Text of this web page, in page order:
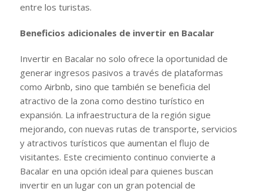
entre los turistas.
Beneficios adicionales de invertir en Bacalar
Invertir en Bacalar no solo ofrece la oportunidad de
generar ingresos pasivos a través de plataformas
como Airbnb, sino que también se beneficia del
atractivo de la zona como destino turístico en
expansión. La infraestructura de la región sigue
mejorando, con nuevas rutas de transporte, servicios
y atractivos turísticos que aumentan el flujo de
visitantes. Este crecimiento continuo convierte a
Bacalar en una opción ideal para quienes buscan
invertir en un lugar con un gran potencial de